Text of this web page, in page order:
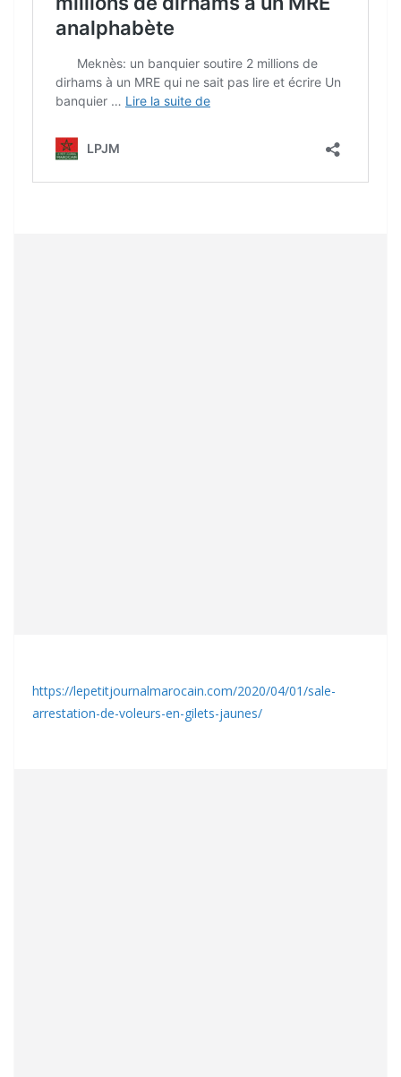
https://lepetitjournalmarocain.com/2020/04/01/sale-
arrestation-de-voleurs-en-gilets-jaunes/